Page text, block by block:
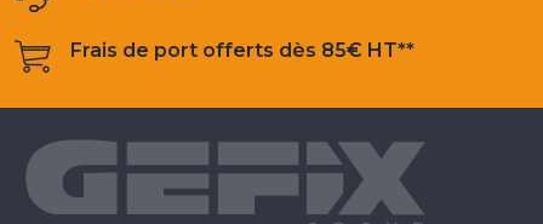
Frais de port offerts dès 85€ HT**